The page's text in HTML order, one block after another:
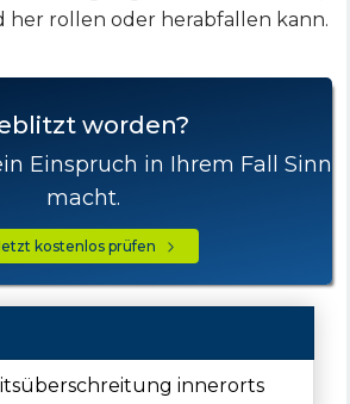
her rollen oder herabfallen kann.
worden?
Einspruch in Ihrem Fall Sinn
macht.
kostenlos prüfen
innerorts